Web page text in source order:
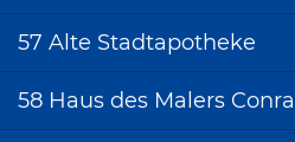
44 Unterer-
Brunnen
45 Unteres Tor
46 Relief mit
57 Alte Stadtapotheke
58 Haus des Malers